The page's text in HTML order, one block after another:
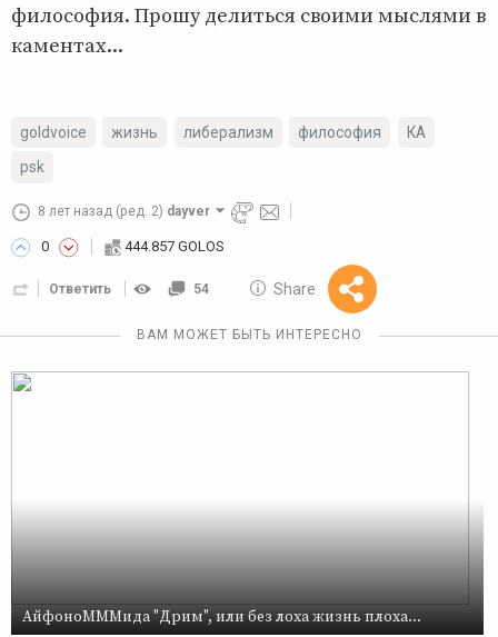
философия. Прошу делиться своими мыслями в
каментах...
goldvoice жизнь либерализм философия
КА
psk
8 лет назад (ред. 2) dayver
0 444.857 GOLOS
Ответить 54 Share
Reward
10 GOLOS
ВАМ МОЖЕТ БЫТЬ ИНТЕРЕСНО
АйфоноМММида "Дрим", или без лоха жизнь плоха...